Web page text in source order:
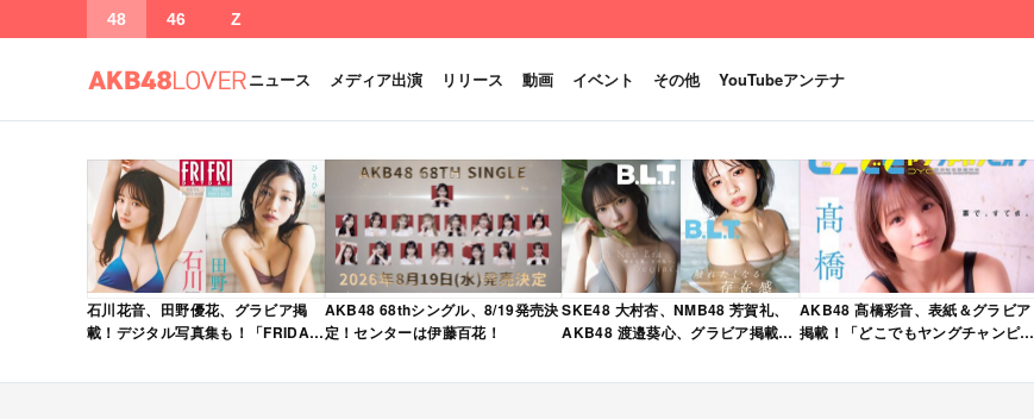
48 46 Z
ニュース メディア出演 リリース 動画 イベント その他 YouTubeアンテナ
石川花音、田野優花、グラビア掲
載！デジタル写真集も！「FRIDAY
発売！
AKB48 68thシングル、8/19発売決
定！センターは伊藤百花！
SKE48 大村杏、NMB48 芳賀礼、
AKB48 渡邉葵心、グラビア掲載！
月号」本日4/28発売！
AKB48 髙橋彩音、表紙＆グラビア
掲載！「どこでもヤングチャンピオ